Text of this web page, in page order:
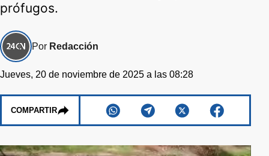
prófugos.
Por Redacción
Jueves, 20 de noviembre de 2025 a las 08:28
COMPARTIR